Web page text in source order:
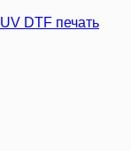
UV DTF печать